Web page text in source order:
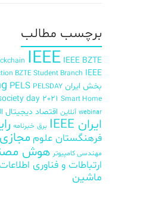
برچسب‌ مطالب
IEEE IEEE BZTE
BZTE Student Branch IEEE
بخش ایران
PELS PELSDAY
day 2021 Smart Home
webinar آنلاین اقتصاد دیجیتال
ایران IEEE
برق خبرنامه
فرهنگستان علوم مجازی
مهندسی کامپیوتر هوش
ارتباطات و فناوری اطلاعات
ماشین